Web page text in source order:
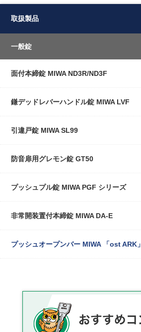
取扱製品
一般錠
面付本締錠 MIWA ND3R/ND3F
鎌デッドレバーハンドル錠 MIWA LVF
引違戸錠 MIWA SL99
防音扉用グレモン錠 GT50
プッシュプル錠 MIWA PGF シリーズ
非常開装置付本締錠 MIWA DA-E
プッシュオープンバー MIWA 「ost ARK」